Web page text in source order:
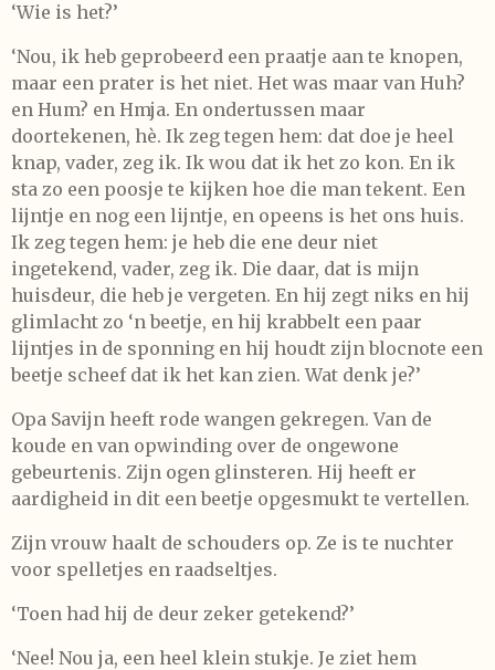
‘Wie is het?’
‘Nou, ik heb geprobeerd een praatje aan te knopen,
maar een prater is het niet. Het was maar van Huh?
en Hum? en Hmja. En ondertussen maar
doortekenen, hè. Ik zeg tegen hem: dat doe je heel
knap, vader, zeg ik. Ik wou dat ik het zo kon. En ik
sta zo een poosje te kijken hoe die man tekent. Een
lijntje en nog een lijntje, en opeens is het ons huis.
Ik zeg tegen hem: je heb die ene deur niet
ingetekend, vader, zeg ik. Die daar, dat is mijn
huisdeur, die heb je vergeten. En hij zegt niks en hij
glimlacht zo ‘n beetje, en hij krabbelt een paar
lijntjes in de sponning en hij houdt zijn blocnote een
beetje scheef dat ik het kan zien. Wat denk je?’
Opa Savijn heeft rode wangen gekregen. Van de
koude en van opwinding over de ongewone
gebeurtenis. Zijn ogen glinsteren. Hij heeft er
aardigheid in dit een beetje opgesmukt te vertellen.
Zijn vrouw haalt de schouders op. Ze is te nuchter
voor spelletjes en raadseltjes.
‘Toen had hij de deur zeker getekend?’
‘Nee! Nou ja, een heel klein stukje. Je ziet hem